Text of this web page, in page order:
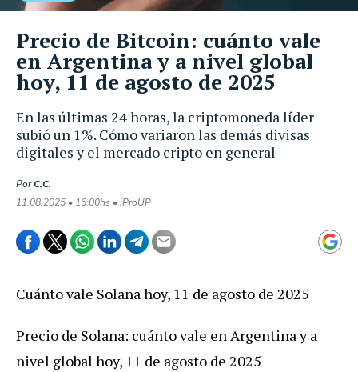
En las últimas 24 horas, la criptomoneda líder
subió un 1%. Cómo variaron las demás divisas
digitales y el mercado cripto en general
PorC.C.
11.08.2025 • 16:00hs • iProUP
Precio de Bitcoin: cuánto vale
en Argentina y a nivel global
hoy, 11 de agosto de 2025
Cuánto vale Solana hoy, 11 de agosto de 2025
Precio de Solana: cuánto vale en Argentina y a
nivel global hoy, 11 de agosto de 2025